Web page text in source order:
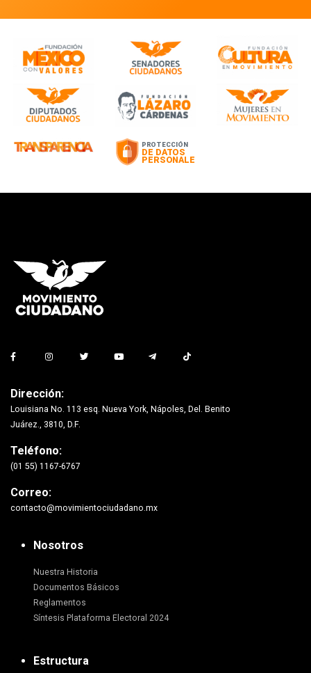
Dirección:
Louisiana No. 113 esq. Nueva York, Nápoles, Del. Benito
Juárez., 3810, D.F.
Teléfono:
(01 55) 1167-6767
Correo:
contacto@movimientociudadano.mx
Nosotros
Nuestra Historia
Documentos Básicos
Reglamentos
Síntesis Plataforma Electoral 2024
Estructura